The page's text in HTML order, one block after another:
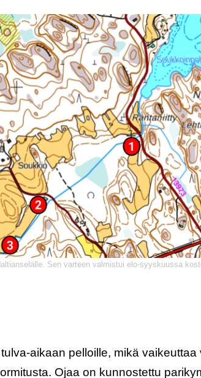
Sen varteen valmistui elo-syyskuussa
aikaan pelloille, mikä vaikeuttaa
Ojaa on kunnostettu